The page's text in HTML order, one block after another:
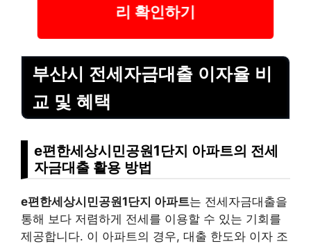
리 확인하기
부산시 전세자금대출 이자율 비
교 및 혜택
e편한세상시민공원1단지 아파트의 전세
자금대출 활용 방법
e편한세상시민공원1단지 아파트는 전세자금대출을
통해 보다 저렴하게 전세를 이용할 수 있는 기회를
제공합니다. 이 아파트의 경우, 대출 한도와 이자 조